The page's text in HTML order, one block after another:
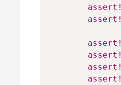
assert!
assert!
assert!
assert!
assert!
assert!